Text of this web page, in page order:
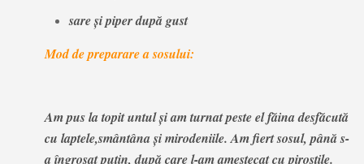
sare şi piper după gust
Mod de preparare a sosului:
Am pus la topit untul și am turnat peste el făina desfăcută
cu laptele,smântâna și mirodeniile. Am fiert sosul, până s-
a îngroșat puțin, după care l-am amestecat cu piroștile.